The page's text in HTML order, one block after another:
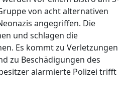
von acht alternativen
angegriffen. Die
und schlagen die
Es kommt zu Verletzungen
zu Beschädigungen des
alarmierte Polizei trifft